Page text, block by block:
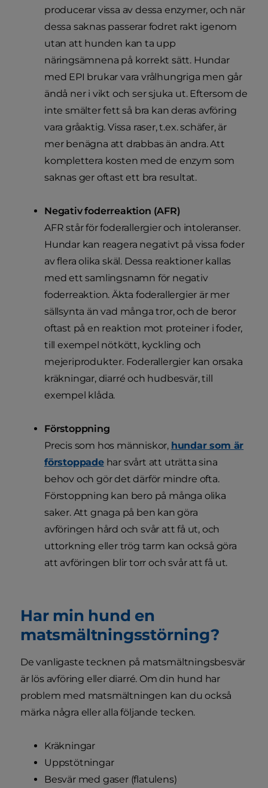
producerar vissa av dessa enzymer, och när
dessa saknas passerar fodret rakt igenom
utan att hunden kan ta upp
näringsämnena på korrekt sätt. Hundar
med EPI brukar vara vrålhungriga men går
ändå ner i vikt och ser sjuka ut. Eftersom de
inte smälter fett så bra kan deras avföring
vara gråaktig. Vissa raser, t.ex. schäfer, är
mer benägna att drabbas än andra. Att
komplettera kosten med de enzym som
saknas ger oftast ett bra resultat.
Negativ foderreaktion (AFR)
AFR står för foderallergier och intoleranser.
Hundar kan reagera negativt på vissa foder
av flera olika skäl. Dessa reaktioner kallas
med ett samlingsnamn för negativ
foderreaktion. Äkta foderallergier är mer
sällsynta än vad många tror, och de beror
oftast på en reaktion mot proteiner i foder,
till exempel nötkött, kyckling och
mejeriprodukter. Foderallergier kan orsaka
kräkningar, diarré och hudbesvär, till
exempel klåda.
Förstoppning
Precis som hos människor, hundar som är
förstoppadehar svårt att uträtta sina
behov och gör det därför mindre ofta.
Förstoppning kan bero på många olika
saker. Att gnaga på ben kan göra
avföringen hård och svår att få ut, och
uttorkning eller trög tarm kan också göra
att avföringen blir torr och svår att få ut.
Har min hund en
matsmältningsstörning?
De vanligaste tecknen på matsmältningsbesvär
är lös avföring eller diarré. Om din hund har
problem med matsmältningen kan du också
märka några eller alla följande tecken.
Kräkningar
Uppstötningar
Besvär med gaser (flatulens)